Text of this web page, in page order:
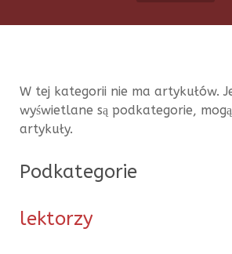
W tej kategorii nie ma artykułów.
wyświetlane są podkategorie,
artykuły.
Podkategorie
lektorzy